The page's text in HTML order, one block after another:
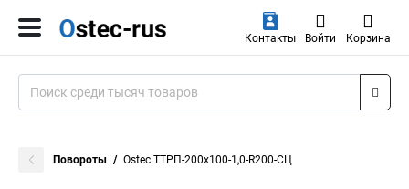
Контакты Войти Корзина
Повороты Ostec ТТРП-200х100-1,0-R200-СЦ